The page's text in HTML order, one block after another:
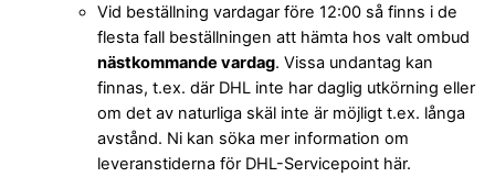
Vid beställning vardagar före 12:00 så finns i de
flesta fall beställningen att hämta hos valt ombud
nästkommande vardag. Vissa undantag kan
finnas, t.ex. där DHL inte har daglig utkörning eller
om det av naturliga skäl inte är möjligt t.ex. långa
avstånd. Ni kan söka mer information om
leveranstiderna för DHL-Servicepoint här.